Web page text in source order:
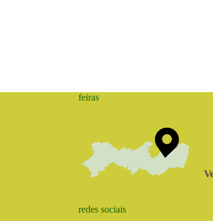
feiras
redes sociais